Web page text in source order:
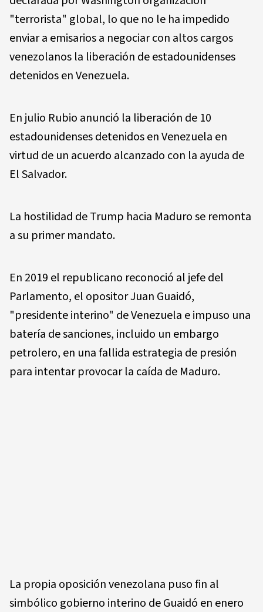
"terrorista" global, lo que no le ha impedido
enviar a emisarios a negociar con altos cargos
venezolanos la liberación de estadounidenses
detenidos en Venezuela.
En julio Rubio anunció la liberación de 10
estadounidenses detenidos en Venezuela en
virtud de un acuerdo alcanzado con la ayuda de
El Salvador.
La hostilidad de Trump hacia Maduro se remonta
a su primer mandato.
En 2019 el republicano reconoció al jefe del
Parlamento, el opositor Juan Guaidó,
"presidente interino" de Venezuela e impuso una
batería de sanciones, incluido un embargo
petrolero, en una fallida estrategia de presión
para intentar provocar la caída de Maduro.
La propia oposición venezolana puso fin al
simbólico gobierno interino de Guaidó en enero